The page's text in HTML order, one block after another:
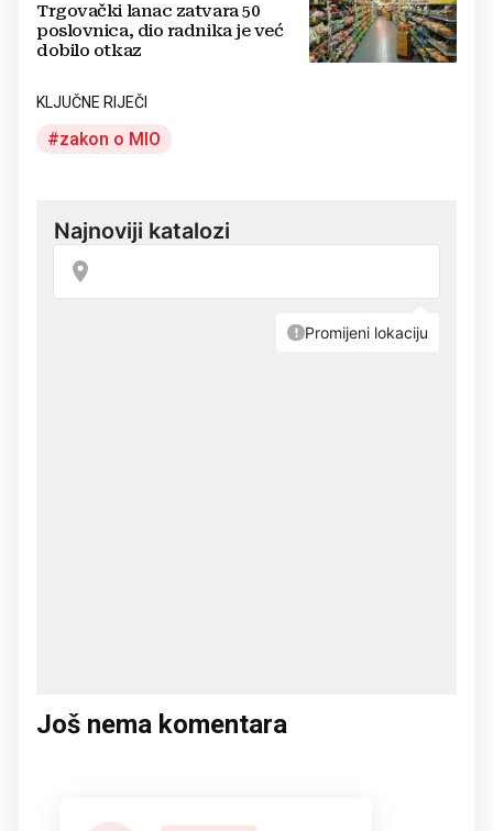
Trgovački lanac zatvara 50
poslovnica, dio radnika je već
dobilo otkaz
KLJUČNE RIJEČI
zakon o MIO
Još nema komentara